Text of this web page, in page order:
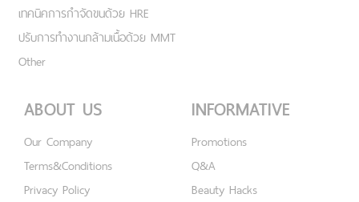
เทคนิคการกำจัดขนด้วย HRE
ปรับการทำงานกล้ามเนื้อด้วย MMT
Other
ABOUT US
Our Company
Terms&Conditions
Privacy Policy
INFORMATIVE
Promotions
Q&A
Beauty Hacks